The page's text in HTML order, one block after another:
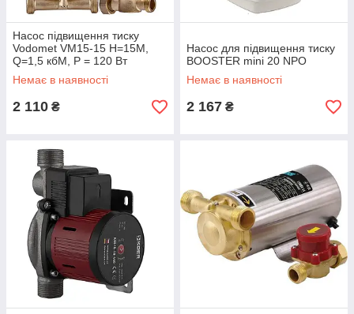
Насос підвищення тиску
Vodomet VM15-15 Н=15М,
Q=1,5 кбМ, P = 120 Вт
(корпус - нерж) (VO4206)
Немає в наявності
2 110 ₴
Насос для підвищення тиску
BOOSTER mini 20 NPO
Немає в наявності
2 167 ₴